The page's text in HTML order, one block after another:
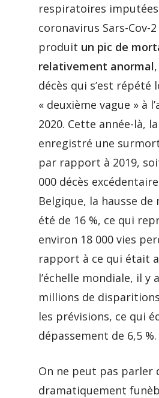
respiratoires imputées
coronavirus Sars-Cov-2
produit un pic de
relativement anormal
décès qui s’est répété
« deuxième vague » à
2020. Cette année-là,
enregistré une
par rapport à 2019,
000 décès
Belgique, la hausse
été de 16 %, ce qui
environ 18 000 vies
rapport à ce qui était
l’échelle mondiale, il y
millions de
les prévisions, ce qui
dépassement de 6,5 %.
On ne peut pas parler
dramatiquement